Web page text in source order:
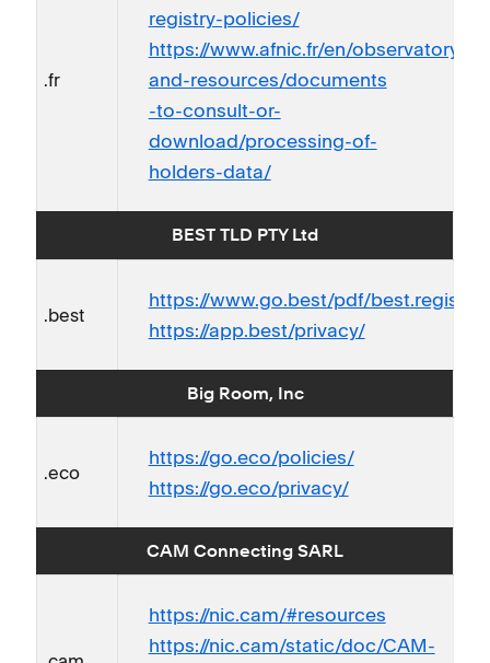
.fr
registry-policies/
https://www.afnic.fr/en/observatory-
and-resources/documents
-to-consult-or-
download/processing-of-
holders-data/
BEST TLD PTY Ltd
.best
https://www.go.best/pdf/
https://app.best/privacy/
Big Room, Inc
.eco
https://go.eco/policies/
https://go.eco/privacy/
CAM Connecting SARL
https://nic.cam/#resources
https://nic.cam/static/doc/CAM-